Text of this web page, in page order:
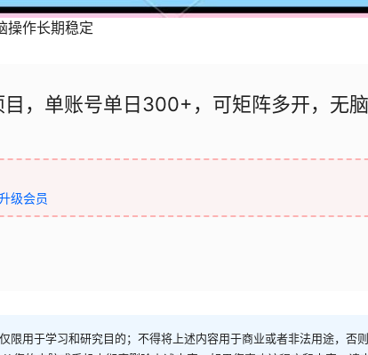
操作长期稳定
，单账号单日300+，可矩阵多开，无
级会员
用于学习和研究目的；不得将上述内容用于商业或者非法用途，否